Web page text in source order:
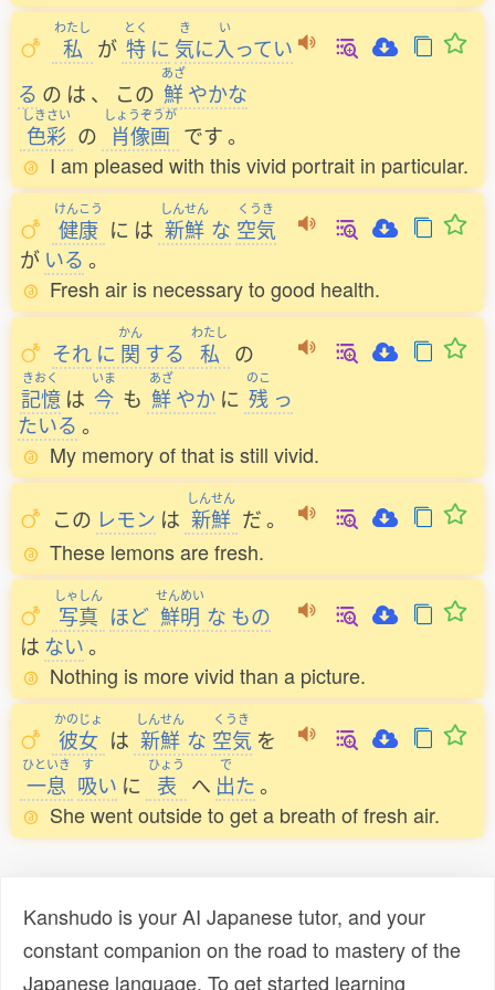
わたし
私 が
とく
特 に
き
気に
い
入ってい
る の は 、 この
あざ
鮮やかな
しきさい
色彩 の
しょうぞうが
肖像画 です。
I am pleased with this vivid portrait in particular.
けんこう
健康 に は
しんせん
新鮮 な
くうき
空気
が いる 。
Fresh air is necessary to good health.
それ に
かん
関 する
わたし
私 の
きおく
記憶 は
いま
今 も
あざ
鮮やか に
のこ
残 っ
たいる 。
My memory of that is still vivid.
この レモン は
しんせん
新鮮 だ。
These lemons are fresh.
しゃしん
写真 ほど
せんめい
鮮明 な もの
は ない。
Nothing is more vivid than a picture.
かのじょ
彼女 は
しんせん
新鮮 な
くうき
空気 を
ひといき
一息
す
吸い に
ひょう
表 へ
で
出た。
She went outside to get a breath of fresh air.
Kanshudo is your AI Japanese tutor, and your
constant companion on the road to mastery of the
Japanese language. To get started learning